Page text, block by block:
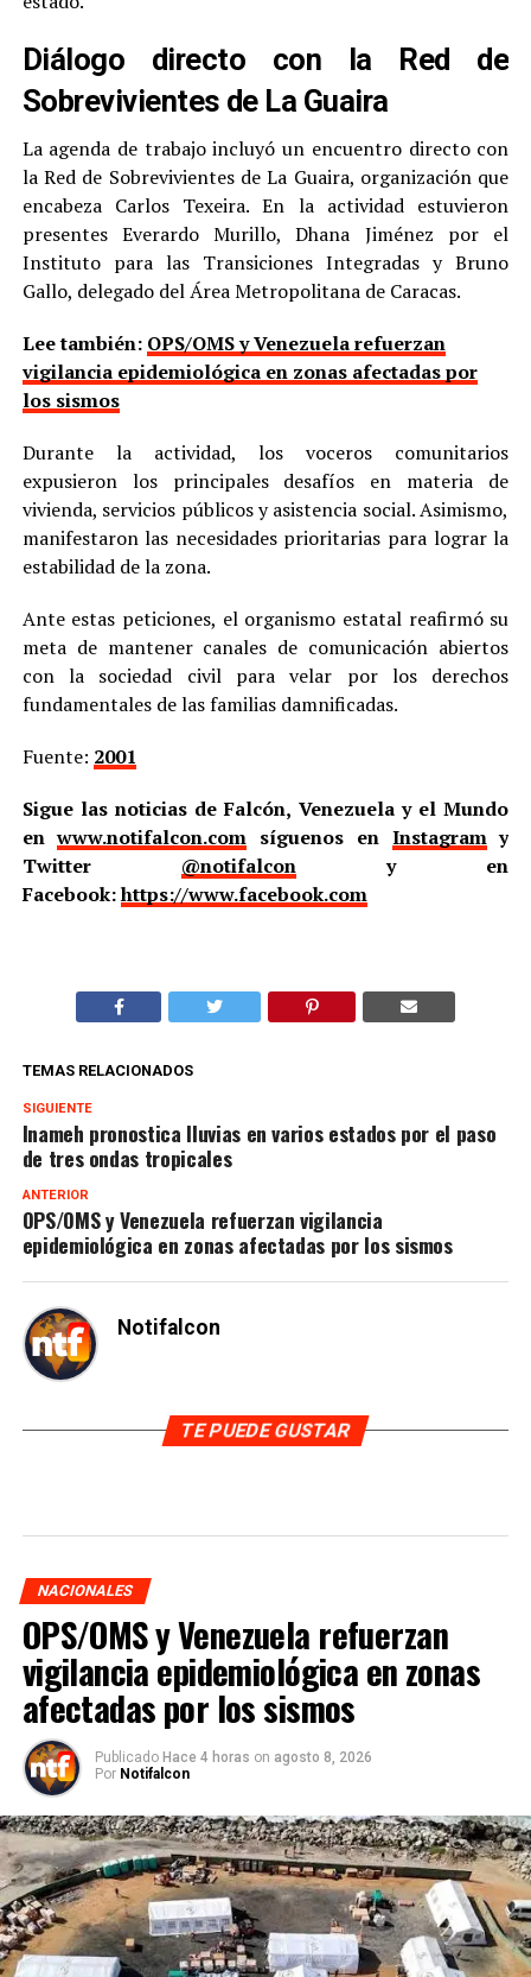
Diálogo directo con la Red de
Sobrevivientes de La Guaira
La agenda de trabajo incluyó un encuentro directo con
la Red de Sobrevivientes de La Guaira, organización que
encabeza Carlos Texeira. En la actividad estuvieron
presentes Everardo Murillo, Dhana Jiménez por el
Instituto para las Transiciones Integradas y Bruno
Gallo, delegado del Área Metropolitana de Caracas.
Lee también: OPS/OMS y Venezuela refuerzan
vigilancia epidemiológica en zonas afectadas por
los sismos
Durante la actividad, los voceros comunitarios
expusieron los principales desafíos en materia de
vivienda, servicios públicos y asistencia social. Asimismo,
manifestaron las necesidades prioritarias para lograr la
estabilidad de la zona.
Ante estas peticiones, el organismo estatal reafirmó su
meta de mantener canales de comunicación abiertos
con la sociedad civil para velar por los derechos
fundamentales de las familias damnificadas.
Fuente: 2001
Sigue las noticias de Falcón, Venezuela y el Mundo
enwww.notifalcon.com síguenos en Instagramy
Twitter @notifalcony en
Facebook:https://www.facebook.com
TEMAS RELACIONADOS
SIGUIENTE
Inameh pronostica lluvias en varios estados por el paso
de tres ondas tropicales
ANTERIOR
OPS/OMS y Venezuela refuerzan vigilancia
epidemiológica en zonas afectadas por los sismos
Notifalcon
TE PUEDE GUSTAR
NACIONALES
OPS/OMS y Venezuela refuerzan
vigilancia epidemiológica en zonas
afectadas por los sismos
Publicado Hace 4 horas on agosto 8, 2026
Por Notifalcon